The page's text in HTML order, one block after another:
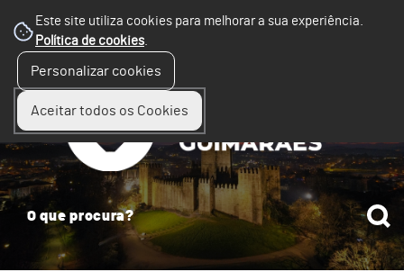
Este site utiliza cookies para melhorar a sua experiência.
Política de cookies.
Personalizar cookies
Aceitar todos os Cookies